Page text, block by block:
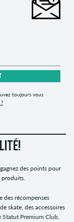
toujours vous
des points pour
produits.
des récompenses
skate, des accessoires
Statut Premium Club,